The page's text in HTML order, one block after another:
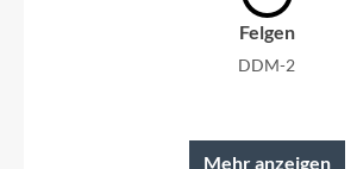
Felgen
DDM-2
Mehr anzeigen